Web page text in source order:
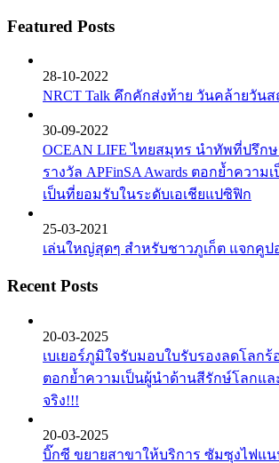
Featured Posts
28-10-2022
NRCT Talk คึกคักส่งท้าย วันคล้ายวันส
30-09-2022
OCEAN LIFE ไทยสมุทร นำทัพที่ปรึก
รางวัล APFinSA Awards ตอกย้ำควา
เป็นที่ยอมรับในระดับเอเชียแปซิฟิก
25-03-2021
เล่นใหญ่สุดๆ สำหรับชาวภูเก็ต แจกคูป
Recent Posts
20-03-2025
เบเยอร์ภูมิใจรับมอบใบรับรองลดโลกร้
ตอกย้ำความเป็นผู้นำด้านสีรักษ์โลกแล
จริง!!!
20-03-2025
บิ๊กซี ขยายสาขาให้บริการ ซัมซุงไฟแน